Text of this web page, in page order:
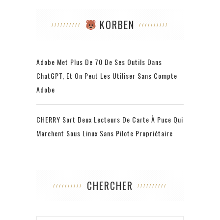
KORBEN
Adobe Met Plus De 70 De Ses Outils Dans
ChatGPT, Et On Peut Les Utiliser Sans Compte
Adobe
CHERRY Sort Deux Lecteurs De Carte À Puce Qui
Marchent Sous Linux Sans Pilote Propriétaire
CHERCHER